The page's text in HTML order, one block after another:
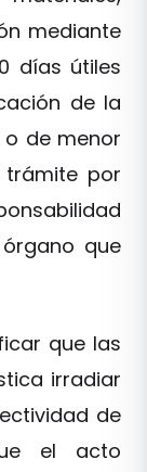
mediante
días útiles
de la
de menor
trámite por
que
que las
irradiar
de
el acto